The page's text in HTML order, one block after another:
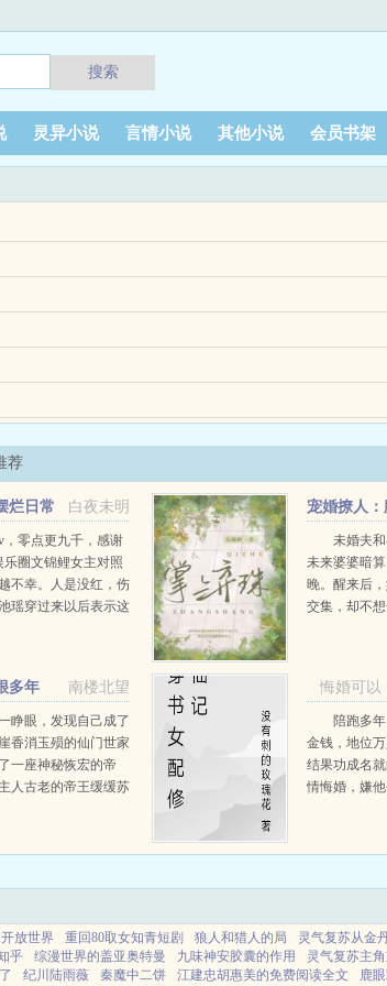
搜索
灵异小说 言情小说 其他小说 会员书架
的身份，被所有人鄙夷！却不想自己的亲生父母竟然是赫赫有
的身份，被所有人鄙夷！却不想自己的亲生父母竟然是赫赫有
为少主。曾经尔等看我不起，往后我要尔等高攀不起！从今天
凝脂，美若嫦娥的美女。李雨烟，嫁给我，不然我杀了你那一
杀榜第一名，项上人头价值五千亿，引来全球强者觊觎消息一
荐
白夜未明
烂日常
，零点更九千，感谢
乐圈文锦鲤女主对照
不幸。人是没红，伤
瑶穿过来以后表示这
宠婚撩人
诱妻成瘾
未婚夫
未来婆婆暗
晚。醒来后
交集，却不
南楼北望
多年
睁眼，发现自己成了
香消玉殒的仙门世家
一座神秘恢宏的帝
人古老的帝王缓缓苏
的眼眶望着...
悔婚可以
林尘宋雪
陪跑多
金钱，地位
结果功成名
情悔婚，嫌
头潜龙...
放世界 重回80取女知青短剧 狼人和猎人的局 灵气复苏从金
乎 综漫世界的盖亚奥特曼 九味神安胶囊的作用 灵气复苏主
纪川陆雨薇 秦魔中二饼 江建忠胡惠美的免费阅读全文 鹿